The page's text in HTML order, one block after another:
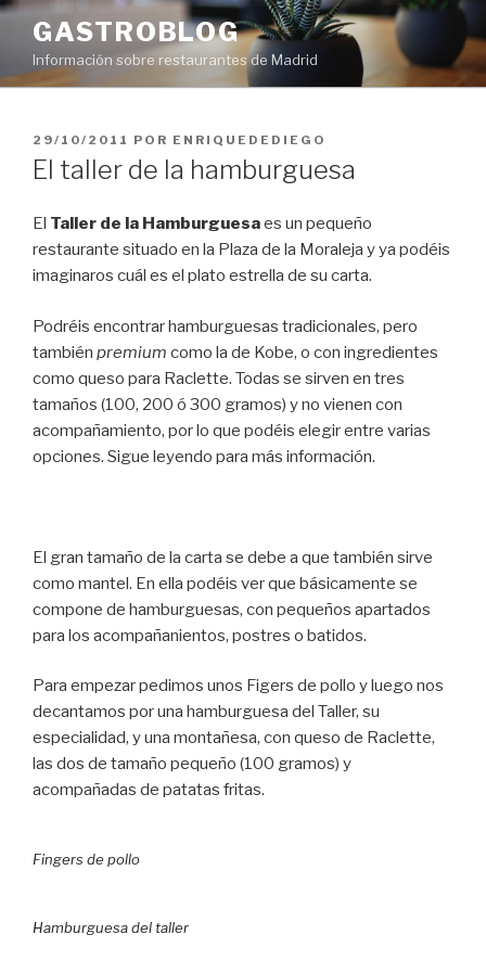
Saltar
contenido
GASTROBLOG
Información sobre restaurantes de Madrid
PUBLICADO
EL
29/10/2011 POR ENRIQUEDEDIEGO
El taller de la hamburguesa
El Taller de la Hamburguesaes un pequeño
restaurante situado en la Plaza de la Moraleja y ya podéis
imaginaros cuál es el plato estrella de su carta.
Podréis encontrar hamburguesas tradicionales, pero
también premium como la de Kobe, o con ingredientes
como queso para Raclette. Todas se sirven en tres
tamaños (100, 200 ó 300 gramos) y no vienen con
acompañamiento, por lo que podéis elegir entre varias
opciones. Sigue leyendo para más información.
El gran tamaño de la carta se debe a que también sirve
como mantel. En ella podéis ver que básicamente se
compone de hamburguesas, con pequeños apartados
para los acompañanientos, postres o batidos.
Para empezar pedimos unos Figers de pollo y luego nos
decantamos por una hamburguesa del Taller, su
especialidad, y una montañesa, con queso de Raclette,
las dos de tamaño pequeño (100 gramos) y
acompañadas de patatas fritas.
Fingers de pollo
Hamburguesa del taller